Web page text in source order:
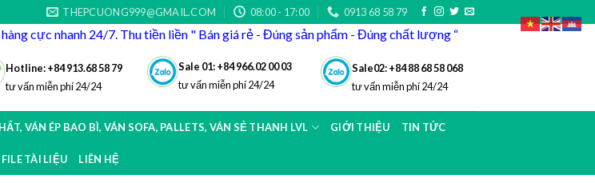
THEPCUONG999@GMAIL.COM 08:00 - 17:00 0913 68 58 79
cực nhanh 24/7. Thu tiền liền " Bán giá rẻ - Đúng sản phẩm - Đúng chất lượng “
Hotline: +84 913.68 58 79
tư vấn miễn phí 24/24
Sale 01: +84966.02 00 03
tư vấn miễn phí 24/24
Sale02: +84 88 68 58 068
tư vấn miễn phí 24/24
VÁN ÉP BAO BÌ, VÁN SOFA, PALLETS, VÁN SẺ THANH LVL GIỚI THIỆU TIN TỨC
FILE TÀI LIỆU LIÊN HỆ